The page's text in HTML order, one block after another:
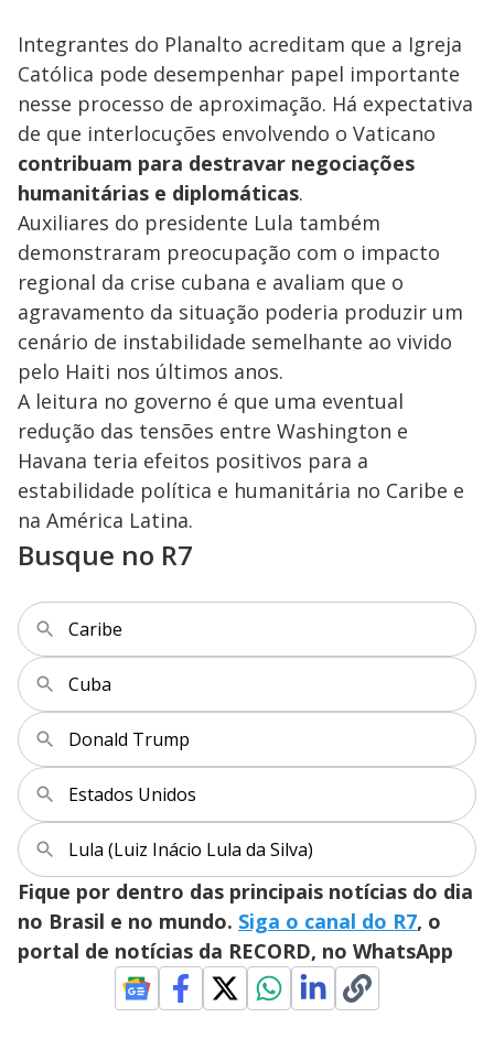
Integrantes do Planalto acreditam que a Igreja
Católica pode desempenhar papel importante
nesse processo de aproximação. Há expectativa
de que interlocuções envolvendo o Vaticano
contribuam para destravar negociações
humanitárias e diplomáticas.
Auxiliares do presidente Lula também
demonstraram preocupação com o impacto
regional da crise cubana e avaliam que o
agravamento da situação poderia produzir um
cenário de instabilidade semelhante ao vivido
pelo Haiti nos últimos anos.
A leitura no governo é que uma eventual
redução das tensões entre Washington e
Havana teria efeitos positivos para a
estabilidade política e humanitária no Caribe e
na América Latina.
Busque no R7
Caribe
Cuba
Donald Trump
Estados Unidos
Lula (Luiz Inácio Lula da Silva)
Fique por dentro das principais notícias do dia
no Brasil e no mundo. Siga o canal do R7, o
portal de notícias da RECORD, no WhatsApp